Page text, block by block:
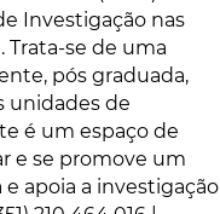
Investigação nas
Trata-se de uma
pós graduada,
unidades de
é um espaço de
e se promove um
apoia a investigação